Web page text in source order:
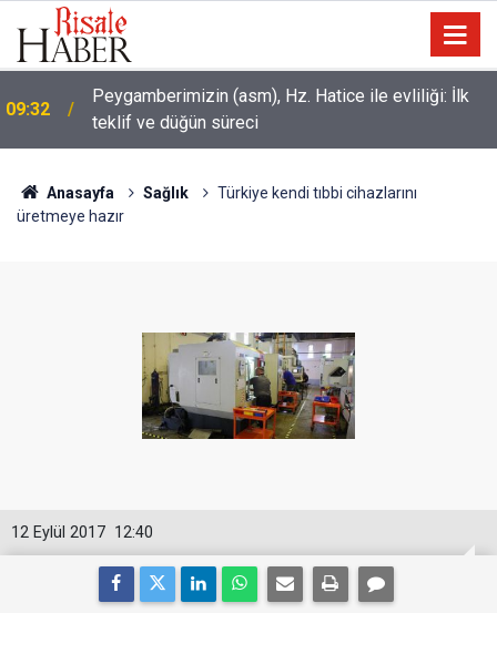
09:01
Dünya Müslüman Alimler Birliği: Mekke
Anlaşması'na diğer İslam ülkeleri de dahil olmalı
Anasayfa Sağlık
Türkiye kendi tıbbi cihazlarını
üretmeye hazır
12:40
12 Eylül 2017